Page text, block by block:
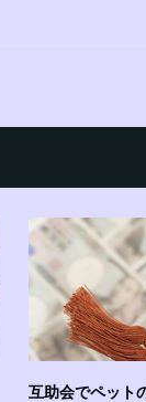
互助会でペット